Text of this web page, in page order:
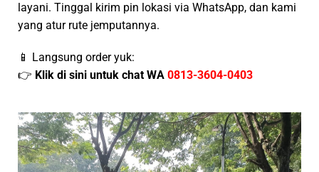
layani. Tinggal kirim pin lokasi via WhatsApp, dan kami
yang atur rute jemputannya.
📱 Langsung order yuk:
👉 Klik di sini untuk chat WA 0813-3604-0403